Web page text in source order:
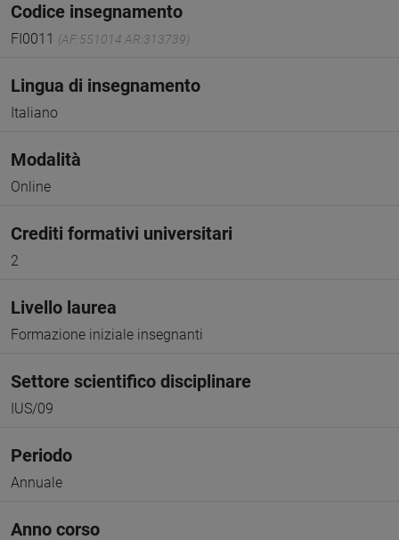
Codice insegnamento
FI0011 (AF:551014 AR:313739)
Lingua di insegnamento
Italiano
Modalità
Online
Crediti formativi universitari
2
Livello laurea
Formazione iniziale insegnanti
Settore scientifico disciplinare
IUS/09
Periodo
Annuale
Anno corso